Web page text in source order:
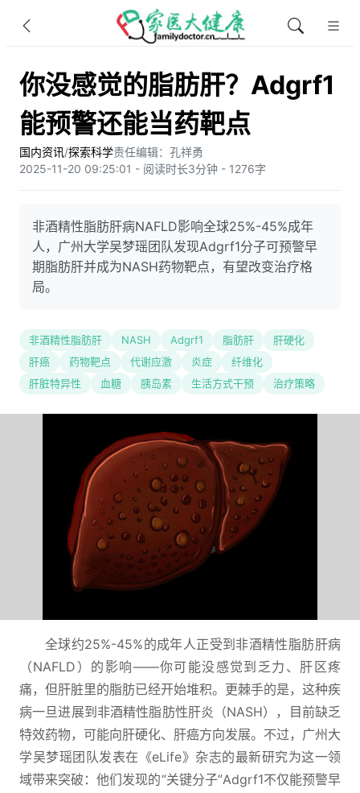
你没感觉的脂肪肝？Adgrf1
能预警还能当药靶点
国内资讯/探索科学责任编辑：孔祥勇
2025-11-20 09:25:01 - 阅读时长3分钟 - 1276字
非酒精性脂肪肝病NAFLD影响全球25%-45%成年
人，广州大学吴梦瑶团队发现Adgrf1分子可预警早
期脂肪肝并成为NASH药物靶点，有望改变治疗格
局。
非酒精性脂肪肝 NASH Adgrf1 脂肪肝
肝硬化
肝癌
药物靶点 代谢应激 炎症
纤维化
肝脏特异性
血糖 胰岛素 生活方式干预 治疗策略
全球约25%-45%的成年人正受到非酒精性脂肪肝病
（NAFLD）的影响——你可能没感觉到乏力、肝区疼
痛，但肝脏里的脂肪已经开始堆积。更棘手的是，这种疾
病一旦进展到非酒精性脂肪性肝炎（NASH），目前缺乏
特效药物，可能向肝硬化、肝癌方向发展。不过，广州大
学吴梦瑶团队发表在《eLife》杂志的最新研究为这一领
域带来突破：他们发现的“关键分子”Adgrf1不仅能预警早